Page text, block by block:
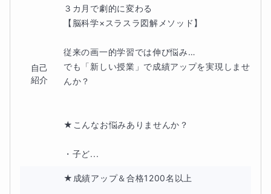
★ギフテッド⑥ 学校等に合わずストレスも…
ギフテッドの子は自分が他者と異なることに気付き、自分
自己
紹介
３カ月で劇的に変わる
【脳科学×スラスラ図解メソッド】
従来の画一的学習では伸び悩み…
でも「新しい授業」で成績アップを実現しませ
んか？
★こんなお悩みありませんか？
・子ど...
★成績アップ＆合格1200名以上